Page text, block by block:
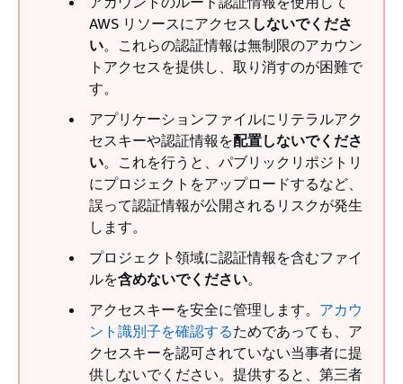
AWS リソースにアクセス しないでくださ
い。これらの認証情報は無制限のアカウン
トアクセスを提供し、取り消すのが困難で
す。
アプリケーションファイルにリテラルアク
セスキーや認証情報を配置しないでくださ
い。これを行うと、パブリックリポジトリ
にプロジェクトをアップロードするなど、
誤って認証情報が公開されるリスクが発生
します。
プロジェクト領域に認証情報を含むファイ
ルを含めないでください。
アクセスキーを安全に管理します。 アカウ
ント識別子を確認するためであっても、ア
クセスキーを認可されていない当事者に提
供しないでください。提供すると、第三者